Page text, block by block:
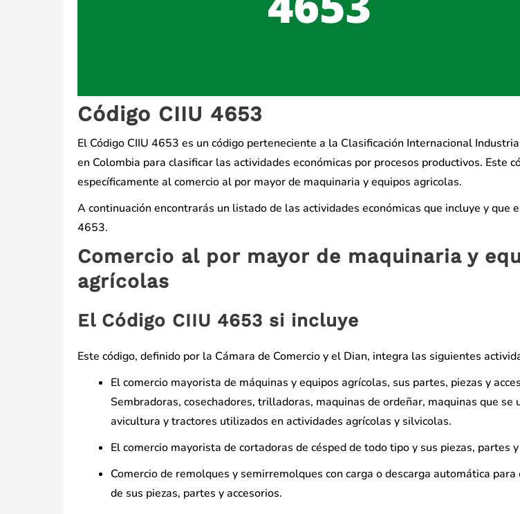
Código CIIU 4653
El Código CIIU 4653 es un código perteneciente a la Clasificación Internacional
en Colombia para clasificar las actividades económicas por procesos productivos. Este
específicamente al comercio al por mayor de maquinaria y equipos agricolas.
A continuación encontrarás un listado de las actividades económicas que incluye y que
4653.
Comercio al por mayor de maquinaria y
agrícolas
El Código CIIU 4653 si incluye
Este código, definido por la Cámara de Comercio y el Dian, integra las siguientes
El comercio mayorista de máquinas y equipos agrícolas, sus partes, piezas y
Sembradoras, cosechadores, trilladoras, maquinas de ordeñar, maquinas que se
avicultura y tractores utilizados en actividades agrícolas y silvicolas.
El comercio mayorista de cortadoras de césped de todo tipo y sus piezas, partes
Comercio de remolques y semirremolques con carga o descarga automática
de sus piezas, partes y accesorios.